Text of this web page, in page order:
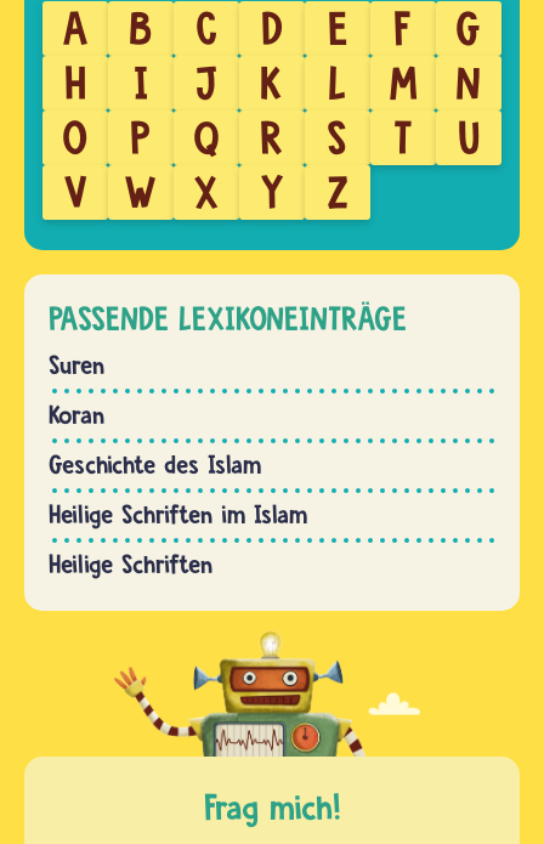
A B C D E F
G
H
I J K L M
N
O
P Q R S T
U
V
W X Y Z
PASSENDE LEXIKONEINTRÄGE
Suren
Koran
Geschichte des Islam
Heilige Schriften im Islam
Heilige Schriften
Frag mich!